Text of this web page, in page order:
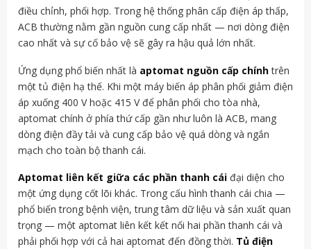
điều chỉnh, phối hợp. Trong hệ thống phân cấp điện áp thấp,
ACB thường nằm gần nguồn cung cấp nhất — nơi dòng điện
cao nhất và sự cố bảo vệ sẽ gây ra hậu quả lớn nhất.
Ứng dụng phổ biến nhất là aptomat nguồn cấp chínhtrên
một tủ điện hạ thế. Khi một máy biến áp phân phối giảm điện
áp xuống 400 V hoặc 415 V để phân phối cho tòa nhà,
aptomat chính ở phía thứ cấp gần như luôn là ACB, mang
dòng điện đầy tải và cung cấp bảo vệ quá dòng và ngắn
mạch cho toàn bộ thanh cái.
Aptomat liên kết giữa các phần thanh cái đại diện cho
một ứng dụng cốt lõi khác. Trong cấu hình thanh cái chia —
phổ biến trong bệnh viện, trung tâm dữ liệu và sản xuất quan
trọng — một aptomat liên kết kết nối hai phần thanh cái và
phải phối hợp với cả hai aptomat đến đồng thời. Tủ điện